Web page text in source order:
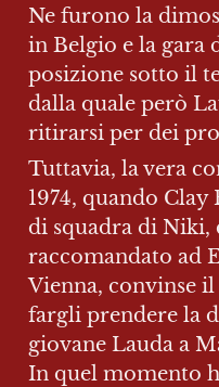
Ne furono la
in Belgio e la gara
posizione sotto il
dalla quale però
ritirarsi per dei
Tuttavia, la vera
1974, quando
di squadra di Niki,
raccomandato ad
Vienna, convinse
fargli prendere la
giovane Lauda a
In quel momento